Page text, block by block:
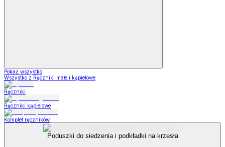
Pokaż wszystko
Wszystko z Ręczniki małe i kąpielowe
Ręczniki
Ręczniki kąpielowe
Komplet ręczników
Poduszki do siedzenia i podkładki na krzesła